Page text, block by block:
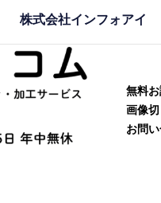
株式会社インフォアイ
加工サー
〜 写真 画像の切り抜き
無料
画像
お問